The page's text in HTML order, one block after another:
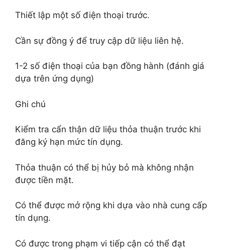
Thiết lập một số điện thoại trước.
Cần sự đồng ý để truy cập dữ liệu liên hệ.
1-2 số điện thoại của bạn đồng hành (đánh giá
dựa trên ứng dụng)
Ghi chú
Kiểm tra cẩn thận dữ liệu thỏa thuận trước khi
đăng ký hạn mức tín dụng.
Thỏa thuận có thể bị hủy bỏ mà không nhận
được tiền mặt.
Có thể được mở rộng khi dựa vào nhà cung cấp
tín dụng.
Có được trong phạm vi tiếp cận có thể đạt